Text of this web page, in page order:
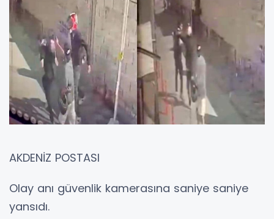
AKDENİZ POSTASI
Olay anı güvenlik kamerasına saniye saniye
yansıdı.